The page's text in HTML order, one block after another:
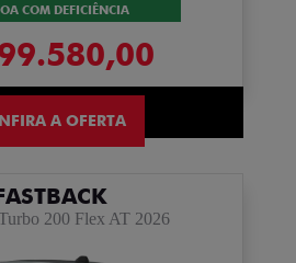
COM DEFICIÊNCIA
A OFERTA
200 Flex AT 2026